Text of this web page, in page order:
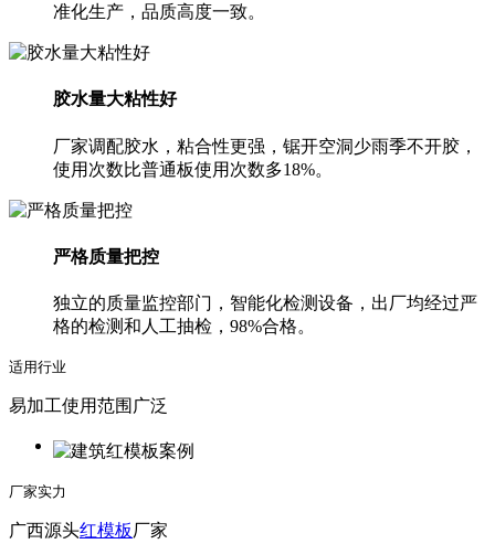
准化生产，品质高度一致。
胶水量大粘性好
厂家调配胶水，粘合性更强，锯开空洞少雨季不开胶，
使用次数比普通板使用次数多18%。
严格质量把控
独立的质量监控部门，智能化检测设备，出厂均经过严
格的检测和人工抽检，98%合格。
适用行业
易加工使用范围广泛
厂家实力
广西源头红模板厂家